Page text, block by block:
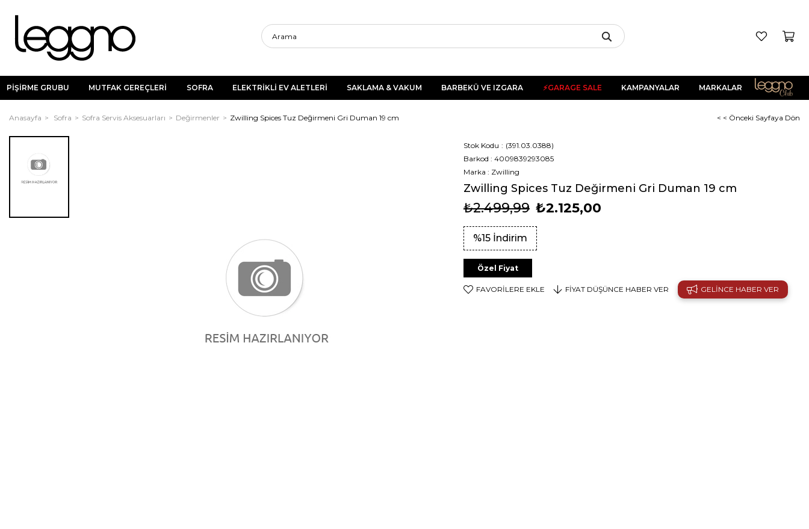
PİŞİRME GRUBU MUTFAK GEREÇLERİ SOFRA ELEKTRİKLİ EV ALETLERİ SAKLAMA & VAKUM BARBEKÜ VE IZGARA ⚡GARAGE SALE KAMPANYALAR MARKALAR
Anasayfa Sofra Sofra Servis Aksesuarları Değirmenler Zwilling Spices Tuz Değirmeni Gri Duman 19 cm < < Önceki Sayfaya Dön
Stok Kodu
(391.03.0388)
Barkod : 4009839293085
Marka : Zwilling
Zwilling Spices Tuz Değirmeni Gri Duman 19 cm
%15 İndirim
₺2.499,99 ₺2.125,00
Özel Fiyat
FAVORILERE EKLE FIYAT DÜŞÜNCE HABER VER GELINCE HABER VER